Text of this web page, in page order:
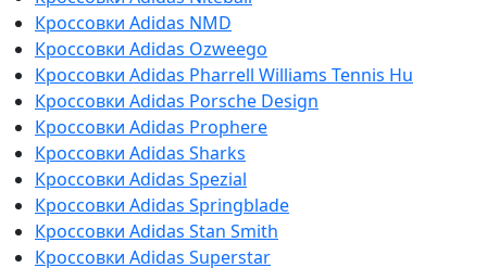
Кроссовки Adidas NMD
Кроссовки Adidas Ozweego
Кроссовки Adidas Pharrell Williams Tennis Hu
Кроссовки Adidas Porsche Design
Кроссовки Adidas Prophere
Кроссовки Adidas Sharks
Кроссовки Adidas Spezial
Кроссовки Adidas Springblade
Кроссовки Adidas Stan Smith
Кроссовки Adidas Superstar